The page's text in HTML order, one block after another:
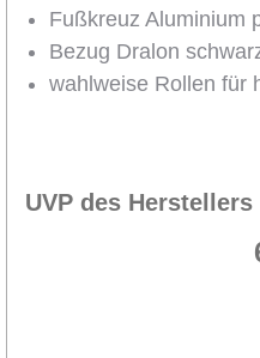
Fußkreuz Aluminium
Bezug Dralon
wahlweise Rollen für
UVP des Herstellers